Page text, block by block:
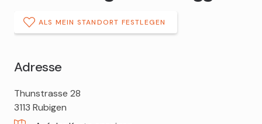
ALS MEIN STANDORT FESTLEGEN
Adresse
DROPA
Drogerie
Habegger
Thunstrasse 28
3113 Rubigen